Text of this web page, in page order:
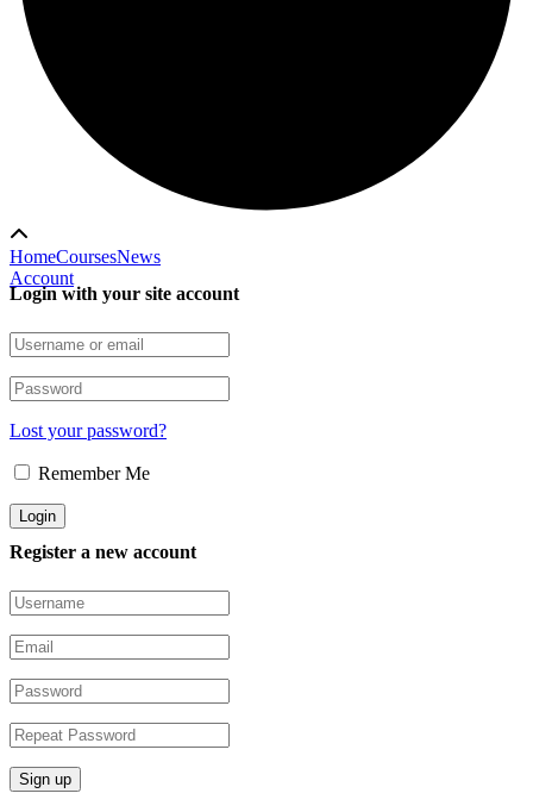
HomeCoursesNews
Account
Login with your site account
Lost your password?
Remember Me
Register a new account